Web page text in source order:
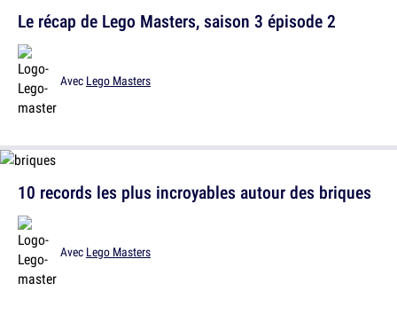
Le récap de Lego Masters, saison 3 épisode 2
Avec Lego Masters
10 records les plus incroyables autour des briques
Avec Lego Masters